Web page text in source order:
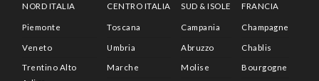
NORD ITALIA
Piemonte
Veneto
Trentino Alto
CENTRO ITALIA
Toscana
Umbria
Marche
SUD & ISOLE
Campania
Abruzzo
Molise
FRANCIA
Champagne
Chablis
Bourgogne